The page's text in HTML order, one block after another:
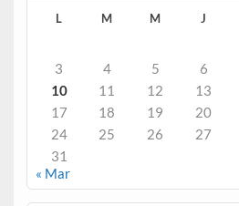
L M M J
3
4 5 6
10
11 12 13
17
18 19 20
24
25 26 27
31
« Mar